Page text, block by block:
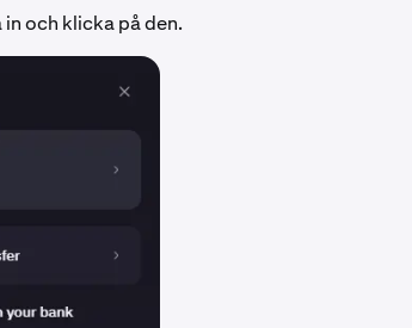
och klicka på den.